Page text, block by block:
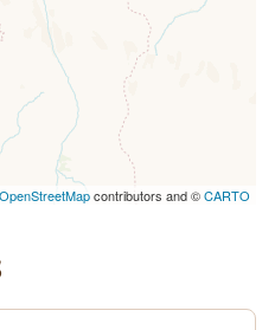
OpenStreetMapcontributors and ©CARTO